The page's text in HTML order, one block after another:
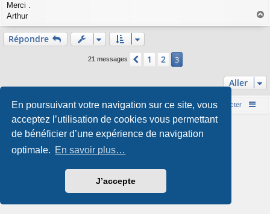
En poursuivant votre navigation sur ce site, vous
acceptez l’utilisation de cookies vous permettant
de bénéficier d’une expérience de navigation
optimale. En savoir plus…
J’accepte
Merci .
Arthur
a
Répondre
21 messages Précédent
1 2 3
Aller
Accueil du forum Nous contacter
Développé parphpBB® Forum Software © phpBB Limited
Style parArty - phpBB 3.3 par MrGaby
Traduction française officielle
Confidentialité